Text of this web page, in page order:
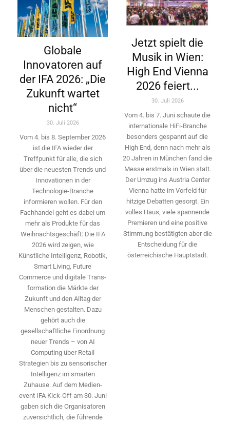
Globale
Innovatoren auf
der IFA 2026: „Die
Zukunft wartet
nicht“
30. Juli 2026
Vom 4. bis 8. September 2026
ist die IFA wieder der
Treffpunkt für alle, die sich
über die neuesten Trends und
Innovationen in der
Technologie-­Branche
informieren wollen. Für den
Fachhandel geht es dabei um
mehr als Produkte für das
Weihnachtsgeschäft: Die IFA
2026 wird ­zeigen, wie
Künstliche Intelligenz, Robotik,
Smart Living, Future
Commerce und digitale Trans­
formation die Märkte der
Zukunft und den Alltag der
Menschen gestalten. Dazu
gehört auch die
gesellschaftliche Einordnung
neuer Trends – von AI
Computing über Retail
Strategien bis zu sensorischer
Intelligenz im smarten
Zuhause. Auf dem Medien­
event IFA Kick-Off am 30. Juni
gaben sich die Organisatoren
zuversichtlich, die führende
Jetzt spielt die
Musik in Wien:
High End Vienna
2026 feiert...
30. Juli 2026
Vom 4. bis 7. Juni schaute die
internationale HiFi-Branche
besonders gespannt auf die
High End, denn nach mehr als
20 Jahren in München fand die
Messe erstmals in Wien statt.
Der Umzug ins Austria Center
Vienna hatte im Vorfeld für
hitzige Debatten gesorgt. Ein
volles Haus, viele spannende
Premieren und eine positive
Stimmung bestätigten aber die
Entscheidung für die
österreichische Hauptstadt.